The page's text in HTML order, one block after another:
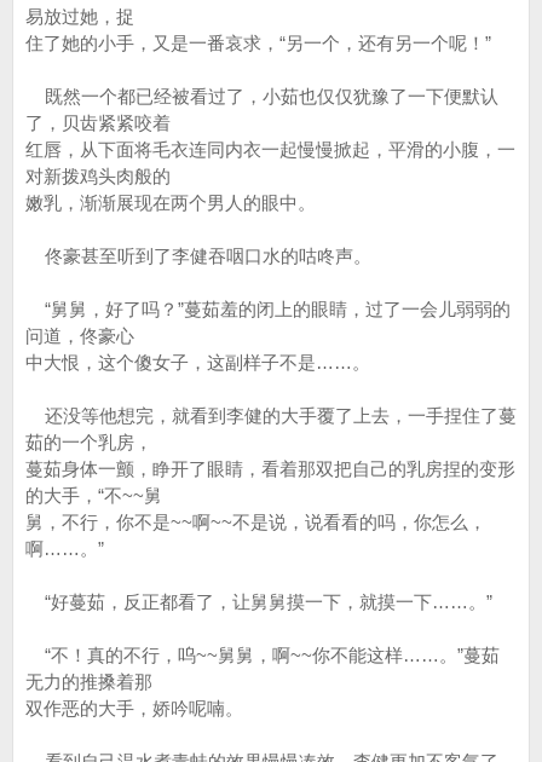
易放过她，捉
住了她的小手，又是一番哀求，“另一个，还有另一个呢！”
既然一个都已经被看过了，小茹也仅仅犹豫了一下便默认
了，贝齿紧紧咬着
红唇，从下面将毛衣连同内衣一起慢慢掀起，平滑的小腹，一
对新拨鸡头肉般的
嫩乳，渐渐展现在两个男人的眼中。
佟豪甚至听到了李健吞咽口水的咕咚声。
“舅舅，好了吗？”蔓茹羞的闭上的眼睛，过了一会儿弱弱的
问道，佟豪心
中大恨，这个傻女子，这副样子不是……。
还没等他想完，就看到李健的大手覆了上去，一手捏住了蔓
茹的一个乳房，
蔓茹身体一颤，睁开了眼睛，看着那双把自己的乳房捏的变形
的大手，“不~~舅
舅，不行，你不是~~啊~~不是说，说看看的吗，你怎么，
啊……。”
“好蔓茹，反正都看了，让舅舅摸一下，就摸一下……。”
“不！真的不行，呜~~舅舅，啊~~你不能这样……。”蔓茹
无力的推搡着那
双作恶的大手，娇吟呢喃。